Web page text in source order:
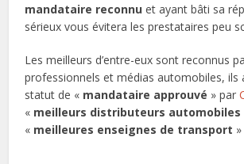
mandataire reconnu et ayant bâti sa
sérieux vous évitera les prestataires peu
Les meilleurs d’entre-eux sont reconnus
professionnels et médias automobiles, ils
statut de « mandataire approuvé » par
« meilleurs distributeurs automobiles
« meilleures enseignes de transport